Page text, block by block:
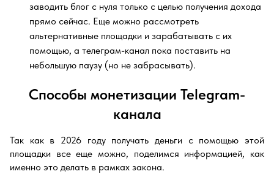
заводить блог с нуля только с целью получения дохода
прямо сейчас. Еще можно рассмотреть
альтернативные площадки и зарабатывать с их
помощью, а телеграм-канал пока поставить на
небольшую паузу (но не забрасывать).
Способы монетизации Telegram-
канала
Так как в 2026 году получать деньги с помощью этой
площадки все еще можно, поделимся информацией, как
именно это делать в рамках закона.